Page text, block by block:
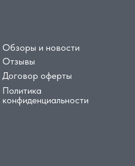
Обзоры и новости
Отзывы
Договор оферты
Политика
конфиденциальности